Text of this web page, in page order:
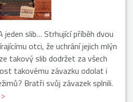
jeden slib… Strhující příběh dvou
otci, že uchrání jejich mlýn
takový slib dodržet za všech
takovému závazku odolat i
Bratři svůj závazek splnili.